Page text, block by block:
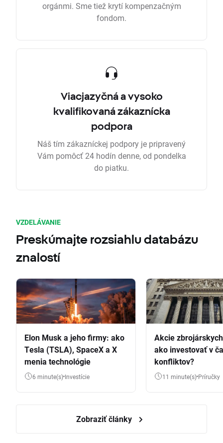
orgánmi. Sme tiež krytí kompenzačným
fondom.
Viacjazyčná a vysoko
kvalifikovaná zákaznícka
podpora
Náš tím zákazníckej podpory je pripravený
Vám pomôcť 24 hodín denne, od pondelka
do piatku.
VZDELÁVANIE
Preskúmajte rozsiahlu databázu
znalostí
Elon Musk a jeho firmy: ako
Tesla (TSLA), SpaceX a X
menia technológie
6 minute(s) Investície
Akcie
ako investovať v
konfliktov?
11 minute(s) Príručky
Zobraziť články